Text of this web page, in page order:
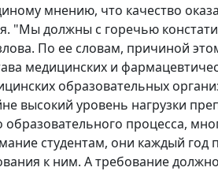
мнению, что качество
"Мы должны с горечью
По ее словам, причиной
медицинских и
образовательных
высокий уровень нагрузки
процесса,
студентам, они каждый
к ним. А требование